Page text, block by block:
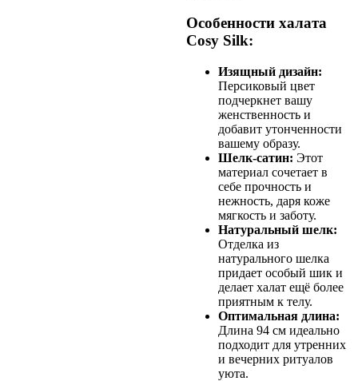
Особенности халата
Cosy Silk:
Изящный дизайн:
Персиковый цвет
подчеркнет вашу
женственность и
добавит утонченности
вашему образу.
Шелк-сатин: Этот
материал сочетает в
себе прочность и
нежность, даря кожe
мягкость и заботу.
Натуральный шелк:
Отделка из
натурального шелка
придает особый шик и
делает халат ещё более
приятным к телу.
Оптимальная длина:
Длина 94 см идеально
подходит для утренних
и вечерних ритуалов
уюта.